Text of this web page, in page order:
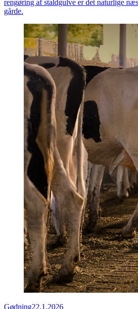
rengøring af staldgulve er det naturlige
gårde.
Gødning22.1.2026